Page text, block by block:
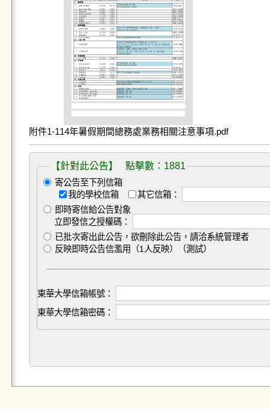
附件1-114年暑假期間總務處業務相關注意事項.pdf
【針對此公告】 點擊數：1881
寄公告至下列信箱
我的學校信箱
其它信箱：
即時寄信給公告對象
立即發信之授權碼：
已批次寄出此公告，欲刪除此公告，請洽系統管理者
反映即時公告信濫用（1人反映）（測試）
東華大學信箱帳號：
東華大學信箱密碼：